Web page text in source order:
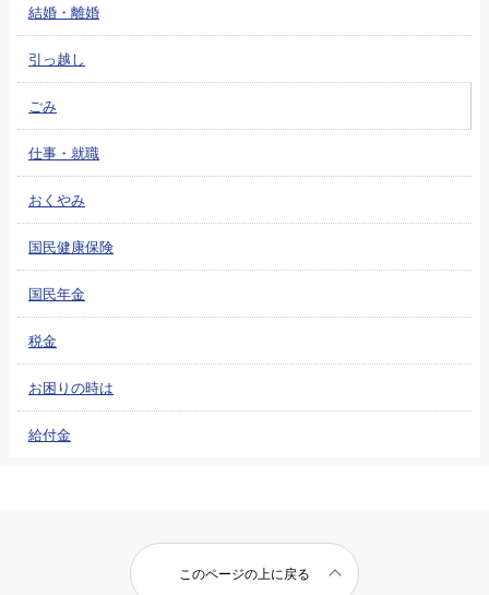
結婚・離婚
引っ越し
ごみ
仕事・就職
おくやみ
国民健康保険
国民年金
税金
お困りの時は
給付金
このページの上に戻る